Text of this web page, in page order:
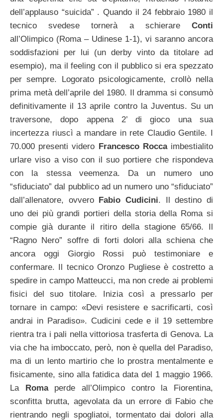
dell’applauso “suicida” . Quando il 24 febbraio 1980 il
tecnico svedese tornerà a schierare Conti
all’Olimpico (Roma – Udinese 1-1), vi saranno ancora
soddisfazioni per lui (un derby vinto da titolare ad
esempio), ma il feeling con il pubblico si era spezzato
per sempre. Logorato psicologicamente, crollò nella
prima metà dell’aprile del 1980. Il dramma si consumò
definitivamente il 13 aprile contro la Juventus. Su un
traversone, dopo appena 2’ di gioco una sua
incertezza riuscì a mandare in rete Claudio Gentile. I
70.000 presenti videro Francesco Rocca imbestialito
urlare viso a viso con il suo portiere che rispondeva
con la stessa veemenza. Da un numero uno
“sfiduciato” dal pubblico ad un numero uno “sfiduciato”
dall’allenatore, ovvero Fabio Cudicini. Il destino di
uno dei più grandi portieri della storia della Roma si
compie già durante il ritiro della stagione 65/66. Il
“Ragno Nero” soffre di forti dolori alla schiena che
ancora oggi Giorgio Rossi può testimoniare e
confermare. Il tecnico Oronzo Pugliese è costretto a
spedire in campo Matteucci, ma non crede ai problemi
fisici del suo titolare. Inizia così a pressarlo per
tornare in campo: «Devi resistere e sacrificarti, così
andrai in Paradiso». Cudicini cede e il 19 settembre
rientra tra i pali nella vittoriosa trasferta di Genova. La
via che ha imboccato, però, non è quella del Paradiso,
ma di un lento martirio che lo prostra mentalmente e
fisicamente, sino alla fatidica data del 1 maggio 1966.
La Roma perde all’Olimpico contro la Fiorentina,
sconfitta brutta, agevolata da un errore di Fabio che
rientrando negli spogliatoi, tormentato dai dolori alla